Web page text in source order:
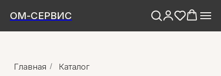
ОМ-СЕРВИС
Промышленное оборудование
для упаковки товаров